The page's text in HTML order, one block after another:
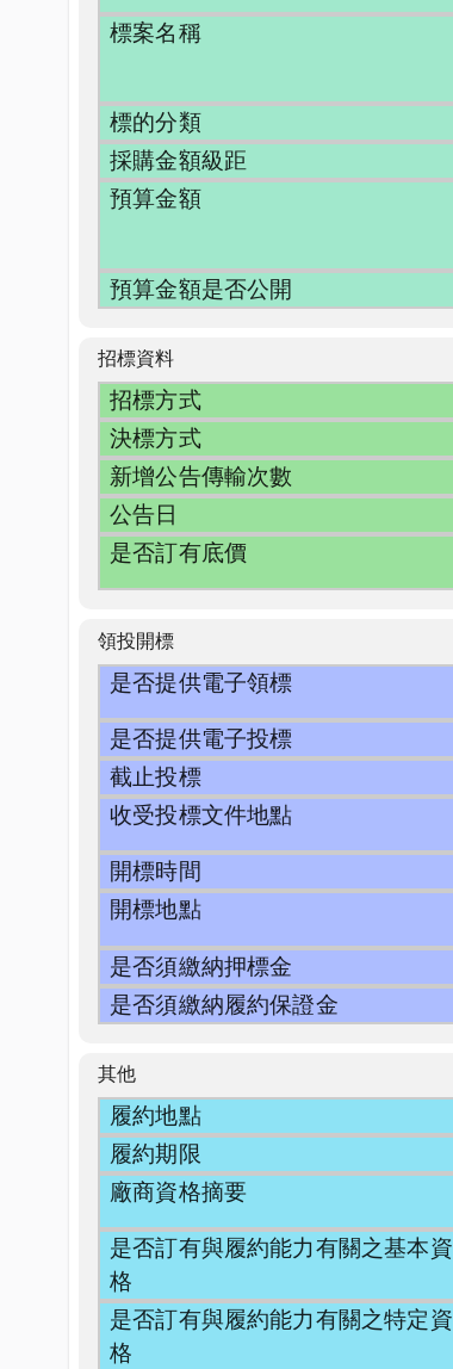
標案名稱
標的分類
採購金額級距
預算金額
預算金額是否公開
招標資料
招標方式
決標方式
新增公告傳輸次數
公告日
是否訂有底價
領投開標
是否提供電子領標
是否提供電子投標
截止投標
收受投標文件地點
開標時間
開標地點
是否須繳納押標金
是否須繳納履約保證金
其他
履約地點
履約期限
廠商資格摘要
是否訂有與履約能力有關之基本資
格
是否訂有與履約能力有關之特定資
格